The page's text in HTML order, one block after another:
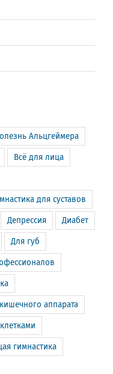
Альцгеймера
Всё для лица
для суставов
Депрессия Диабет
Для губ
аппарата
гимнастика